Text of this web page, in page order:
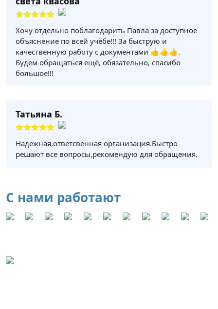
Хочу отдельно поблагодарить Павла за доступное
объяснение по всей учёбе!!! За быструю и
качественную работу с документами 👍👍👍.
Будем обращаться ещё, обязательно, спасибо
большое!!!
Татьяна Б.
Надежная,ответсвенная организация.Быстро
решают все вопросы,рекомендую для обращения.
С нами работают